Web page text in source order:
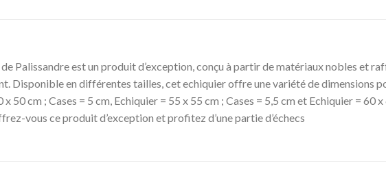
Palissandre est un produit d’exception, conçu à partir de matériaux nobles et
Disponible en différentes tailles, cet echiquier offre une variété de dimensions
50 cm ; Cases = 5 cm, Echiquier = 55 x 55 cm ; Cases = 5,5 cm et Echiquier = 60
vous ce produit d’exception et profitez d’une partie d’échecs